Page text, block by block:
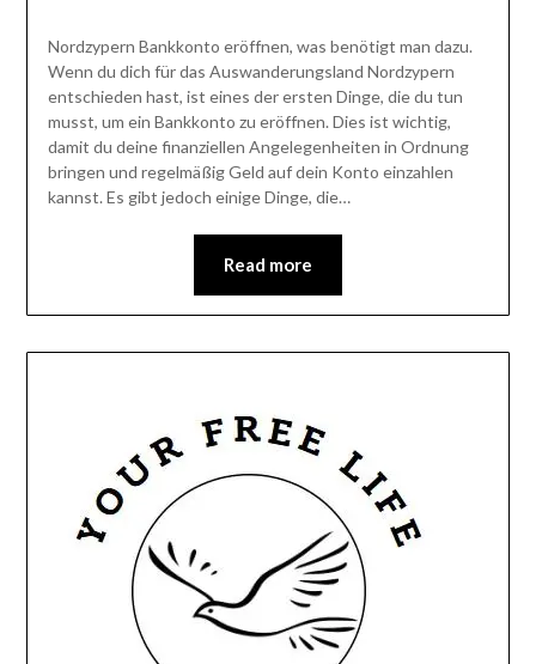
Nordzypern Bankkonto eröffnen, was benötigt man dazu.
Wenn du dich für das Auswanderungsland Nordzypern
entschieden hast, ist eines der ersten Dinge, die du tun
musst, um ein Bankkonto zu eröffnen. Dies ist wichtig,
damit du deine finanziellen Angelegenheiten in Ordnung
bringen und regelmäßig Geld auf dein Konto einzahlen
kannst. Es gibt jedoch einige Dinge, die…
Read more